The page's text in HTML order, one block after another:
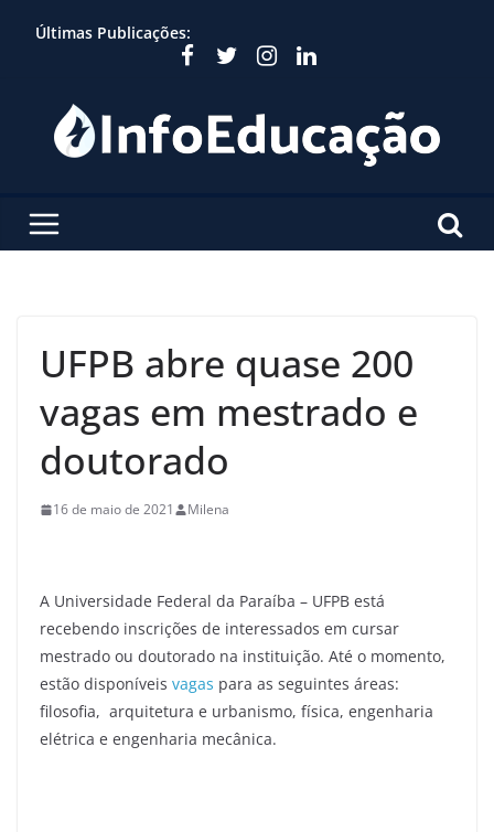
Últimas Publicações:
UFPB abre quase 200
vagas em mestrado e
doutorado
16 de maio de 2021 Milena
A Universidade Federal da Paraíba – UFPB está
recebendo inscrições de interessados em cursar
mestrado ou doutorado na instituição. Até o momento,
estão disponíveis vagas para as seguintes áreas:
filosofia, arquitetura e urbanismo, física, engenharia
elétrica e engenharia mecânica.